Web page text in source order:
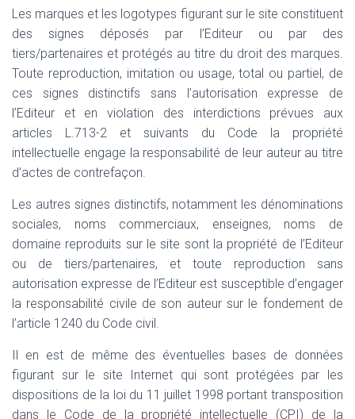
Les marques et les logotypes figurant sur le site constituent
des signes déposés par l’Editeur ou par des
tiers/partenaires et protégés au titre du droit des marques.
Toute reproduction, imitation ou usage, total ou partiel, de
ces signes distinctifs sans l’autorisation expresse de
l’Editeur et en violation des interdictions prévues aux
articles L.713-2 et suivants du Code la propriété
intellectuelle engage la responsabilité de leur auteur au titre
d’actes de contrefaçon.
Les autres signes distinctifs, notamment les dénominations
sociales, noms commerciaux, enseignes, noms de
domaine reproduits sur le site sont la propriété de l’Editeur
ou de tiers/partenaires, et toute reproduction sans
autorisation expresse de l’Editeur est susceptible d’engager
la responsabilité civile de son auteur sur le fondement de
l’article 1240 du Code civil.
Il en est de même des éventuelles bases de données
figurant sur le site Internet qui sont protégées par les
dispositions de la loi du 11 juillet 1998 portant transposition
dans le Code de la propriété intellectuelle (CPI) de la